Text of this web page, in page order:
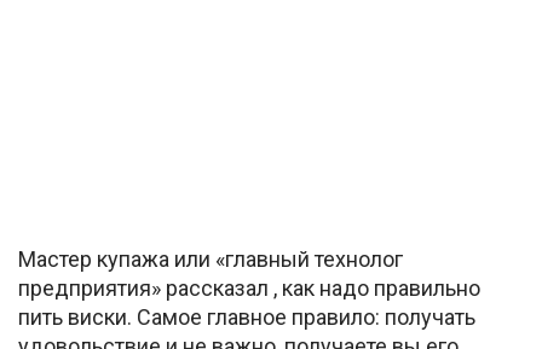
Мастер купажа или «главный технолог
предприятия» рассказал , как надо правильно
пить виски. Самое главное правило: получать